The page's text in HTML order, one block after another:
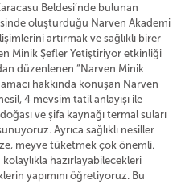
Beldesi’nde bulunan
oluşturduğu Narven Akademi
artırmak ve sağlıklı birer
Minik Şefler Yetiştiriyor etkinliği
düzenlenen “Narven Minik
hakkında konuşan Narven
4 mevsim tatil anlayışı ile
ve şifa kaynağı termal suları
Ayrıca sağlıklı nesiller
meyve tüketmek çok önemli.
hazırlayabilecekleri
yapımını öğretiyoruz. Bu